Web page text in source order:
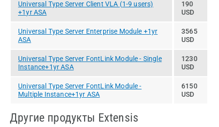
Universal Type Server Client VLA (1-9 users)
+1yr ASA
190
USD
Universal Type Server Enterprise Module +1yr
ASA
3565
USD
Universal Type Server FontLink Module - Single
Instance+1yr ASA
1230
USD
Universal Type Server FontLink Module -
Multiple Instance+1yr ASA
6150
USD
Другие продукты Extensis